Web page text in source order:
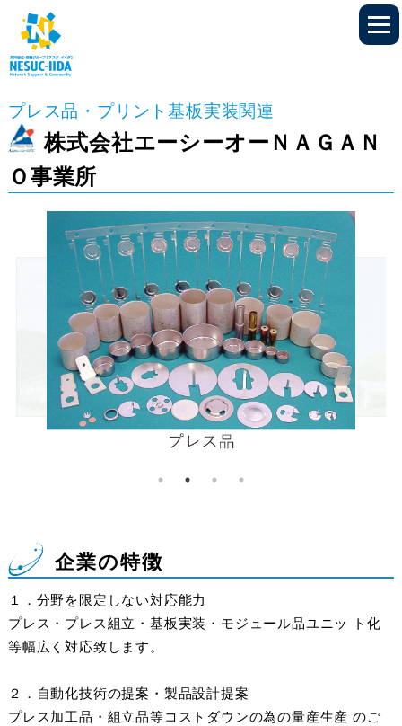
プレス品・プリント基板実装関連
株式会社エーシーオーＮＡＧＡＮ
Ｏ事業所
企業の特徴
１．分野を限定しない対応能力
プレス・プレス組立・基板実装・モジュール品ユニッ ト化
等幅広く対応致します。
２．自動化技術の提案・製品設計提案
プレス加工品・組立品等コストダウンの為の量産生産 のご